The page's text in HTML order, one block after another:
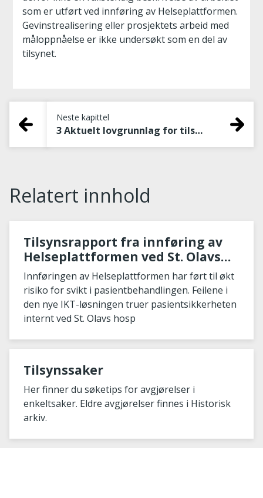
som er utført ved innføring av Helseplattformen.
Gevinstrealisering eller prosjektets arbeid med
måloppnåelse er ikke undersøkt som en del av
tilsynet.
Neste kapittel
3 Aktuelt lovgrunnlag for tilsynet
Relatert innhold
Tilsynsrapport fra innføring av
Helseplattformen ved St. Olavs
hospital
Innføringen av Helseplattformen har ført til økt
risiko for svikt i pasientbehandlingen. Feilene i
den nye IKT-løsningen truer pasientsikkerheten
internt ved St. Olavs hosp
Tilsynssaker
Her finner du søketips for avgjørelser i
enkeltsaker. Eldre avgjørelser finnes i Historisk
arkiv.